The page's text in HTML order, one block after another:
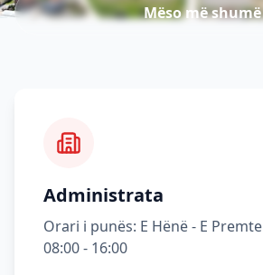
Mëso më shumë
Administrata
Orari i punës: E Hënë - E Premte
08:00 - 16:00